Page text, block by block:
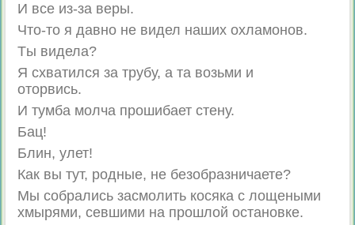
И все из-за веры.
Что-то я давно не видел наших охламонов.
Tы видела?
Я схватился за трубу, а та возьми и
оторвись.
И тумба молча прошибает стену.
Бац!
Блин, улет!
Как вы тут, родные, не безобразничаете?
Мы собрались засмолить косяка с лощеными
хмырями, севшими на прошлой остановке.